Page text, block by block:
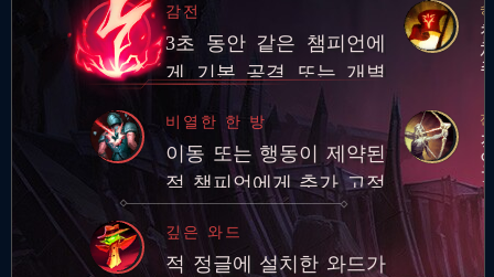
감전
3초 동안 같은 챔피언에
게 기본 공격 또는 개별
스킬 3회를 적중시키면
추가 적응형 피해 적용
비열한 한 방
이동 또는 행동이 제약된
적 챔피언에게 추가 고정
깊은 와드
적 정글에 설치한 와드가